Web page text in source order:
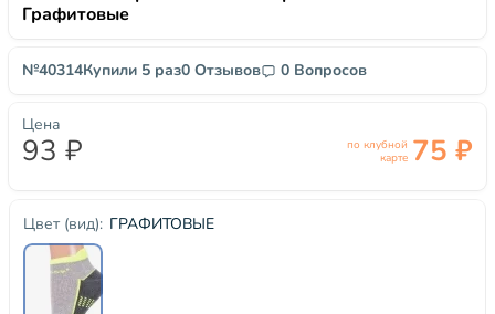
Графитовые
№40314Купили 5 раз0 Отзывов 0 Вопросов
Цвет (вид): ГРАФИТОВЫЕ
Цена
93 ₽
по клубной
карте 75 ₽